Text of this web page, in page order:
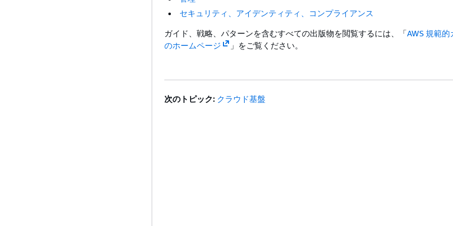
セキュリティ、アイデンティティ、コンプライアンス
ガイド、戦略、パターンを含むすべての出版物を閲覧するには、「AWS 規範的
のホームページ
」をご覧ください。
次のトピック: クラウド基盤